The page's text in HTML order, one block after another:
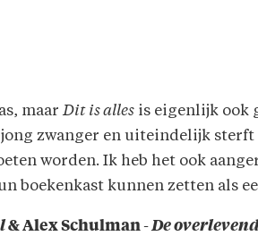
maarDit is alles is eigenlijk ook
zwanger en uiteindelijk
worden. Ik heb het ook
boekenkast kunnen zetten als
& Alex Schulman -De